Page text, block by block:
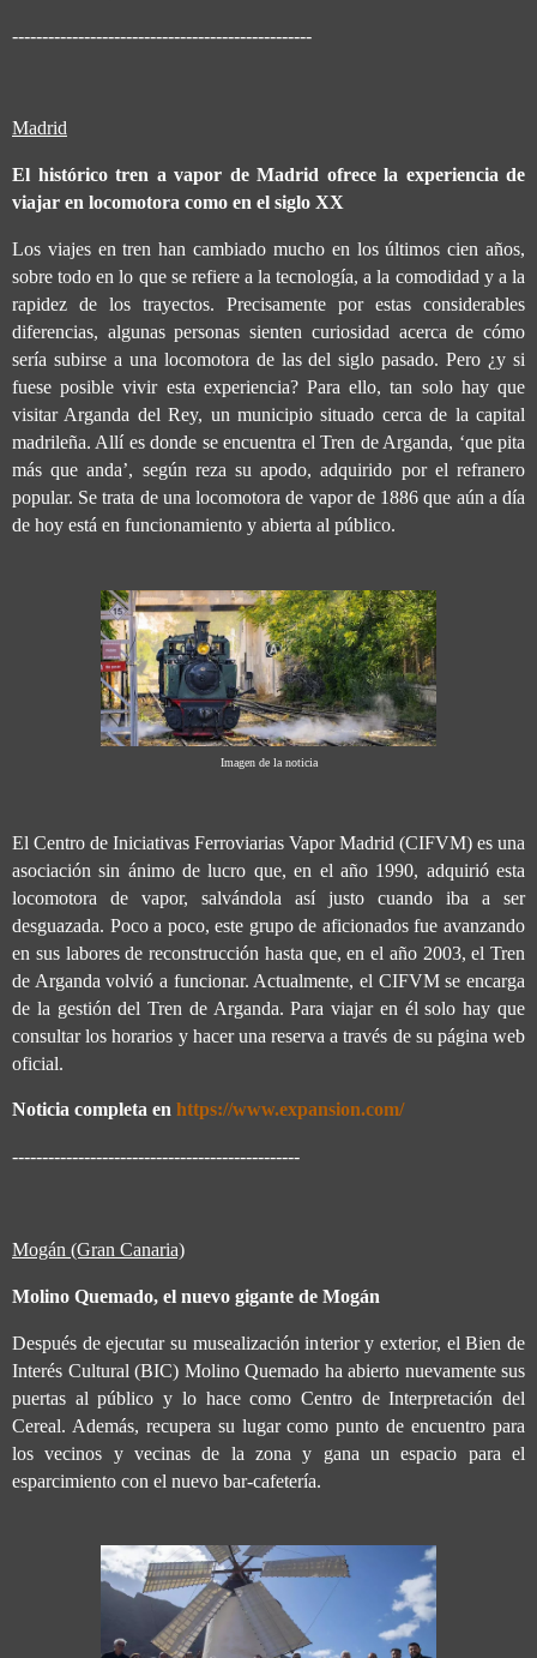
--------------------------------------------------
Madrid
El histórico tren a vapor de Madrid ofrece la experiencia de
viajar en locomotora como en el siglo XX
Los viajes en tren han cambiado mucho en los últimos cien años,
sobre todo en lo que se refiere a la tecnología, a la comodidad y a la
rapidez de los trayectos. Precisamente por estas considerables
diferencias, algunas personas sienten curiosidad acerca de cómo
sería subirse a una locomotora de las del siglo pasado. Pero ¿y si
fuese posible vivir esta experiencia? Para ello, tan solo hay que
visitar Arganda del Rey, un municipio situado cerca de la capital
madrileña. Allí es donde se encuentra el Tren de Arganda, ‘que pita
más que anda’, según reza su apodo, adquirido por el refranero
popular. Se trata de una locomotora de vapor de 1886 que aún a día
de hoy está en funcionamiento y abierta al público.
Imagen de la noticia
El Centro de Iniciativas Ferroviarias Vapor Madrid (CIFVM) es una
asociación sin ánimo de lucro que, en el año 1990, adquirió esta
locomotora de vapor, salvándola así justo cuando iba a ser
desguazada. Poco a poco, este grupo de aficionados fue avanzando
en sus labores de reconstrucción hasta que, en el año 2003, el Tren
de Arganda volvió a funcionar. Actualmente, el CIFVM se encarga
de la gestión del Tren de Arganda. Para viajar en él solo hay que
consultar los horarios y hacer una reserva a través de su página web
oficial.
Noticia completa en https://www.expansion.com/
------------------------------------------------
Mogán (Gran Canaria)
Molino Quemado, el nuevo gigante de Mogán
Después de ejecutar su musealización interior y exterior, el Bien de
Interés Cultural (BIC) Molino Quemado ha abierto nuevamente sus
puertas al público y lo hace como Centro de Interpretación del
Cereal. Además, recupera su lugar como punto de encuentro para
los vecinos y vecinas de la zona y gana un espacio para el
esparcimiento con el nuevo bar-cafetería.